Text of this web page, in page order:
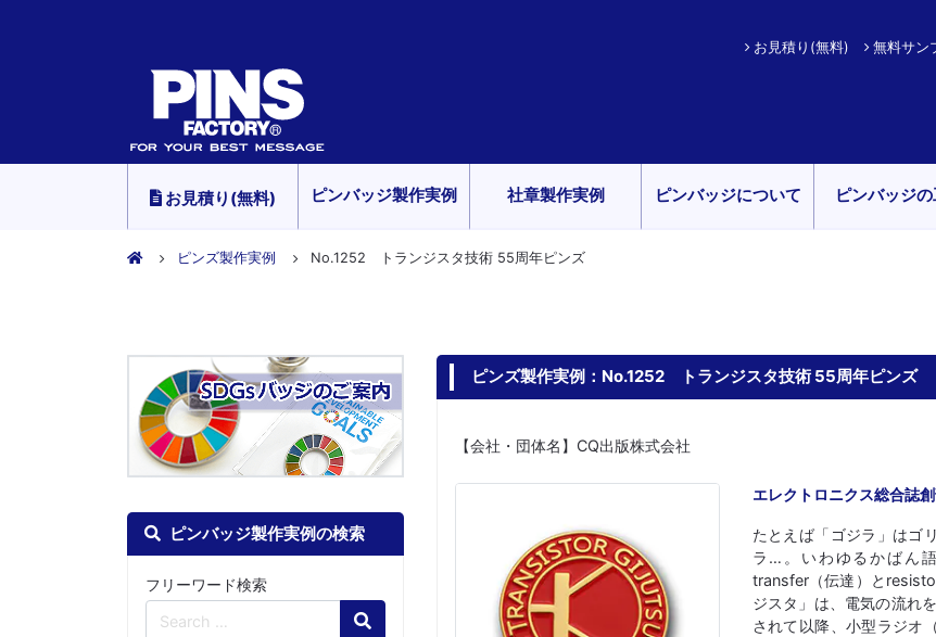
お見積り(無料) 無料サン
お見積り(無料) ピンバッジ製作実例 社章製作実例 ピンバッジについて ピンバッジ
ピンズ製作実例 No.1252 トランジスタ技術 55周年ピンズ
ピンバッジ製作実例の検索
フリーワード検索
Search
ピンズ製作実例：No.1252 トランジスタ技術 55周年ピンズ
【会社・団体名】CQ出版株式会社
エレクトロニクス総合誌
たとえば「ゴジラ」はゴ
ラ…。いわゆるかばん
transfer（伝達）と
ジスタ」は、電気の流れ
されて以降、小型ラジオ